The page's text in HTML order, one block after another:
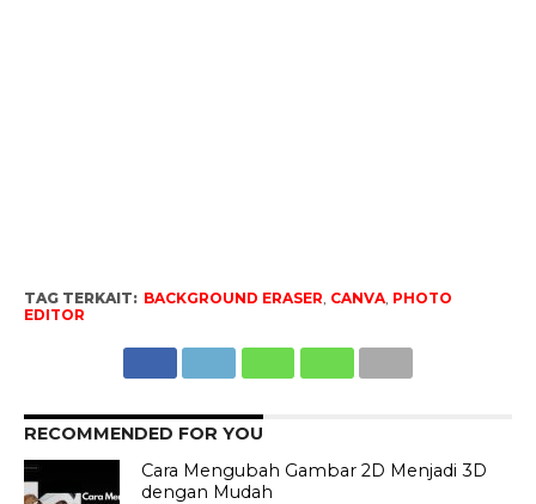
TAG TERKAIT: BACKGROUND ERASER CANVA, PHOTO
EDITOR
RECOMMENDED FOR YOU
Cara Mengubah Gambar 2D Menjadi 3D
dengan Mudah